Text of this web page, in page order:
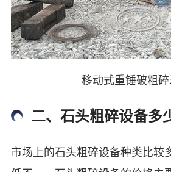
移动式重锤破粗
二、石头粗碎设备多
市场上的石头粗碎设备种类比较